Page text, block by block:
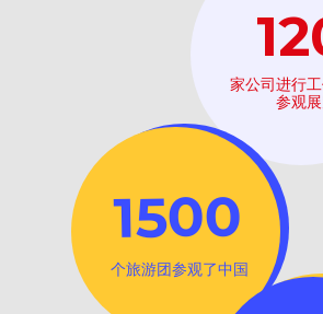
家公司进行
参观
1500
个旅游团参观了中国